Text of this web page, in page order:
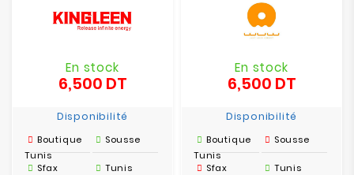
En stock
6,500 DTPrix
Disponibilité
Boutique
Tunis
Sousse
Sfax
Tunis
En stock
6,500 DTPrix
Disponibilité
Boutique
Tunis
Sousse
Sfax
Tunis